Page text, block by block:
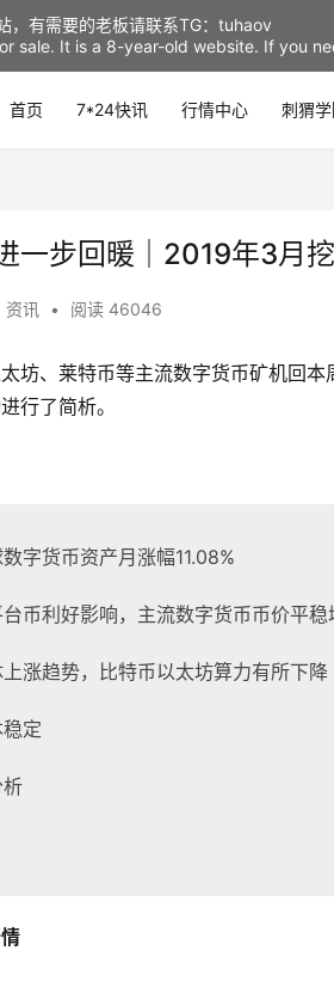
首页 7*24快讯 行情中心 刺猬
一步回暖｜2019年3月
资讯 • 阅读 46046
坊、莱特币等主流数字货币矿机回
行了简析。
字货币资产月涨幅11.08%
币利好影响，主流数字货币币价平稳
涨趋势，比特币以太坊算力有所下降
定
，有需要的老板请联系TG：tuhaov
sale. It is a 8-year-old website. If you